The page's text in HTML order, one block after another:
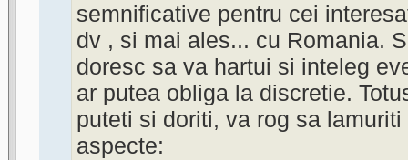
semnificative pentru cei
dv , si mai ales... cu Romania.
doresc sa va hartui si inteleg
ar putea obliga la discretie.
puteti si doriti, va rog sa
aspecte: